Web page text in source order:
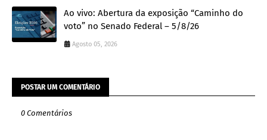
Ao vivo: Abertura da exposição “Caminho do
voto” no Senado Federal – 5/8/26
Agosto 05, 2026
POSTAR UM COMENTÁRIO
0 Comentários